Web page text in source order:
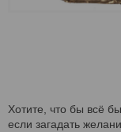
Хотите, что бы всё
если загадать